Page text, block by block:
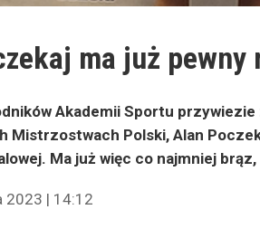
ma już pewny
Akademii Sportu
Mistrzostwach Polski, Alan
Ma już więc co najmniej
2023 | 14:12